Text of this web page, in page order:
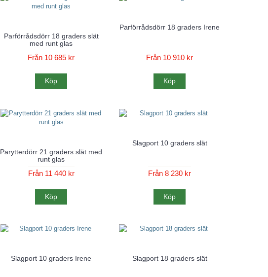
Parförrådsdörr 18 graders slät
med runt glas
Från 10 685 kr
Köp
Parförrådsdörr 18 graders Irene
Från 10 910 kr
Köp
Parytterdörr 21 graders slät med
runt glas
Från 11 440 kr
Köp
Slagport 10 graders slät
Från 8 230 kr
Köp
Slagport 10 graders Irene Slagport 18 graders slät